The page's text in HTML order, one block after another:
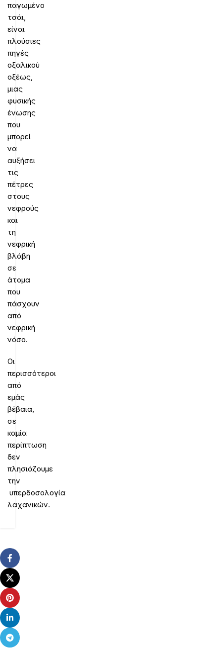
παγωμένο
τσάι,
είναι
πλούσιες
πηγές
οξαλικού
οξέως,
μιας
φυσικής
ένωσης
που
μπορεί
να
αυξήσει
τις
πέτρες
στους
νεφρούς
και
τη
νεφρική
βλάβη
σε
άτομα
που
πάσχουν
από
νεφρική
νόσο.
Οι
περισσότεροι
από
εμάς
βέβαια,
σε
καμία
περίπτωση
δεν
πλησιάζουμε
την
υπερδοσολογία
λαχανικών.